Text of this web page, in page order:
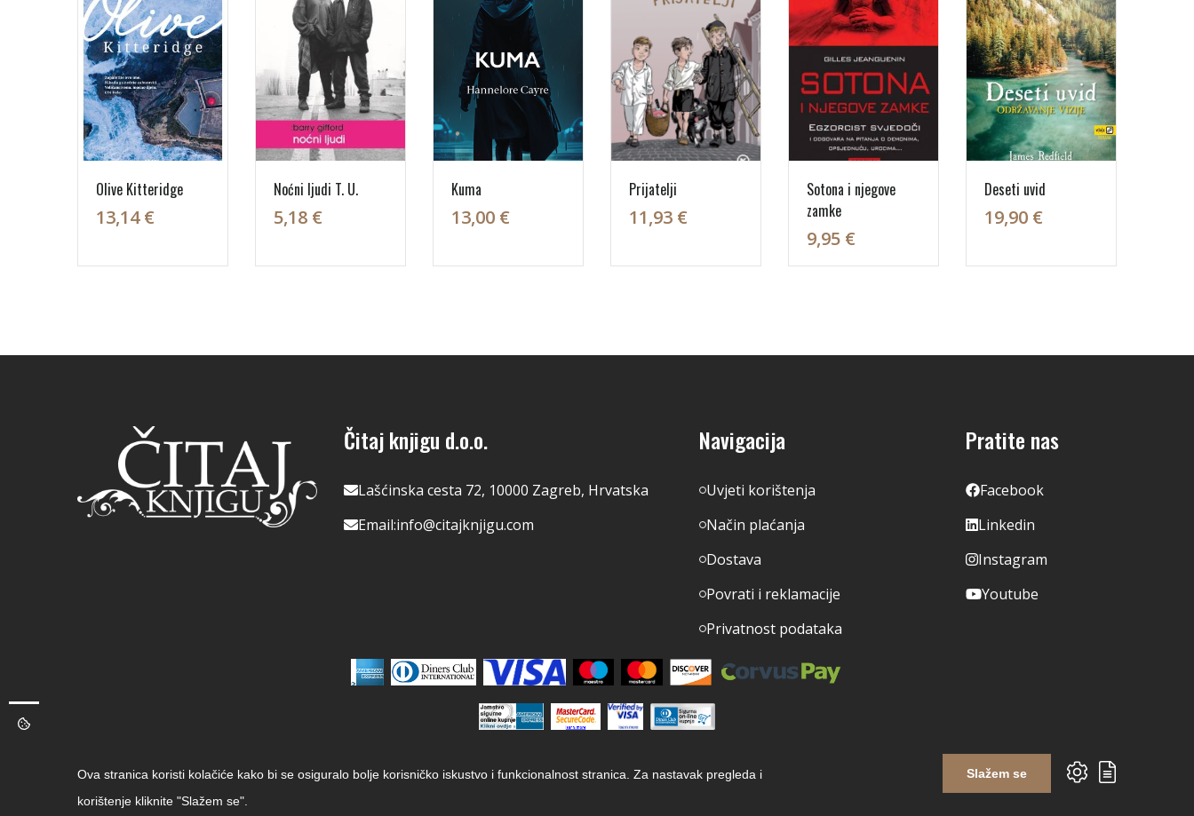
Olive Kitteridge
13,14 €
Noćni ljudi T. U.
5,18 €
Kuma
13,00 €
Prijatelji
11,93 €
Sotona i njegove
zamke
9,95 €
Deseti uvid
19,90 €
Čitaj knjigu d.o.o.
Lašćinska cesta 72, 10000 Zagreb, Hrvatska
Email:info@citajknjigu.com
Navigacija
Uvjeti korištenja
Način plaćanja
Dostava
Povrati i reklamacije
Privatnost podataka
Pratite nas
Facebook
Linkedin
Instagram
Youtube
Ova stranica koristi kolačiće kako bi se osiguralo bolje korisničko iskustvo i funkcionalnost stranica. Za nastavak pregleda i
korištenje kliknite "Slažem se".
Slažem se